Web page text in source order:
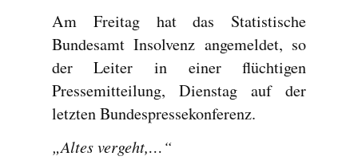
Am Freitag hat das Statistische
Bundesamt Insolvenz angemeldet, so
der Leiter in einer flüchtigen
Pressemitteilung, Dienstag auf der
letzten Bundespressekonferenz.
„Altes vergeht,…“